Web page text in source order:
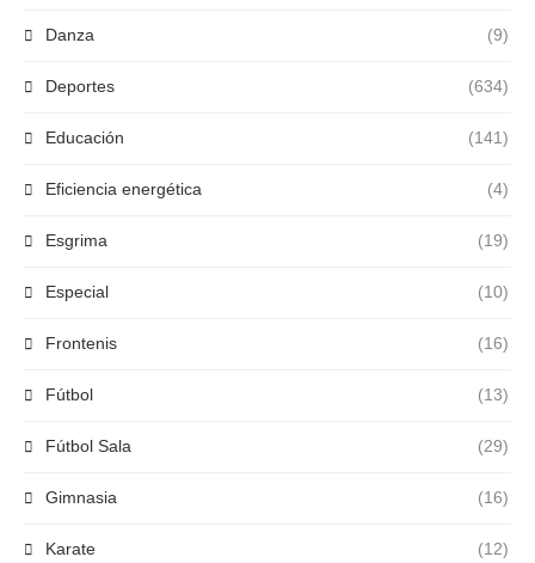
Danza (9)
Deportes (634)
Educación (141)
Eficiencia energética (4)
Esgrima (19)
Especial (10)
Frontenis (16)
Fútbol (13)
Fútbol Sala (29)
Gimnasia (16)
Karate (12)